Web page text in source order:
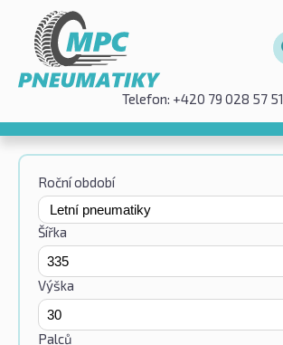
Telefon: +420 79 028 57 51
Roční období
Šířka
Výška
Palců